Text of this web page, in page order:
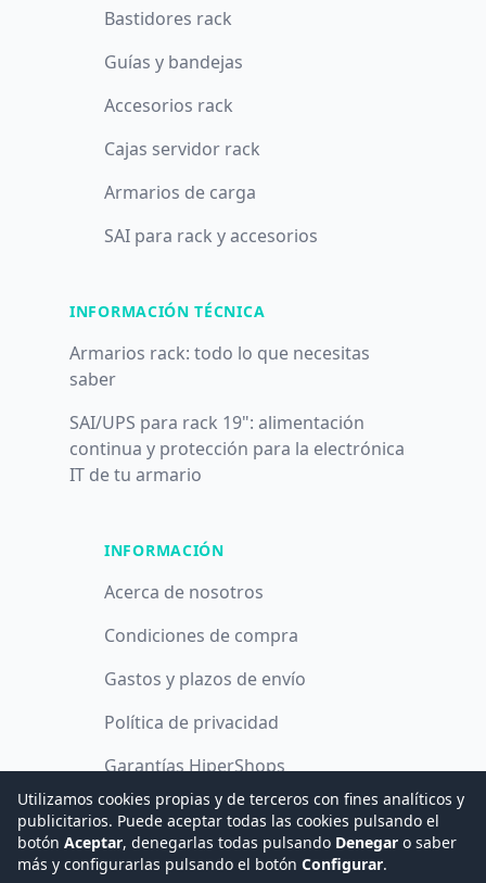
Bastidores rack
Guías y bandejas
Accesorios rack
Cajas servidor rack
Armarios de carga
SAI para rack y accesorios
INFORMACIÓN TÉCNICA
Armarios rack: todo lo que necesitas
saber
SAI/UPS para rack 19": alimentación
continua y protección para la electrónica
IT de tu armario
INFORMACIÓN
Acerca de nosotros
Condiciones de compra
Gastos y plazos de envío
Política de privacidad
Garantías HiperShops
Política de cookies
Utilizamos cookies propias y de terceros con fines analíticos y
publicitarios. Puede aceptar todas las cookies pulsando el
botón Aceptar, denegarlas todas pulsando Denegar o saber
más y configurarlas pulsando el botón Configurar.